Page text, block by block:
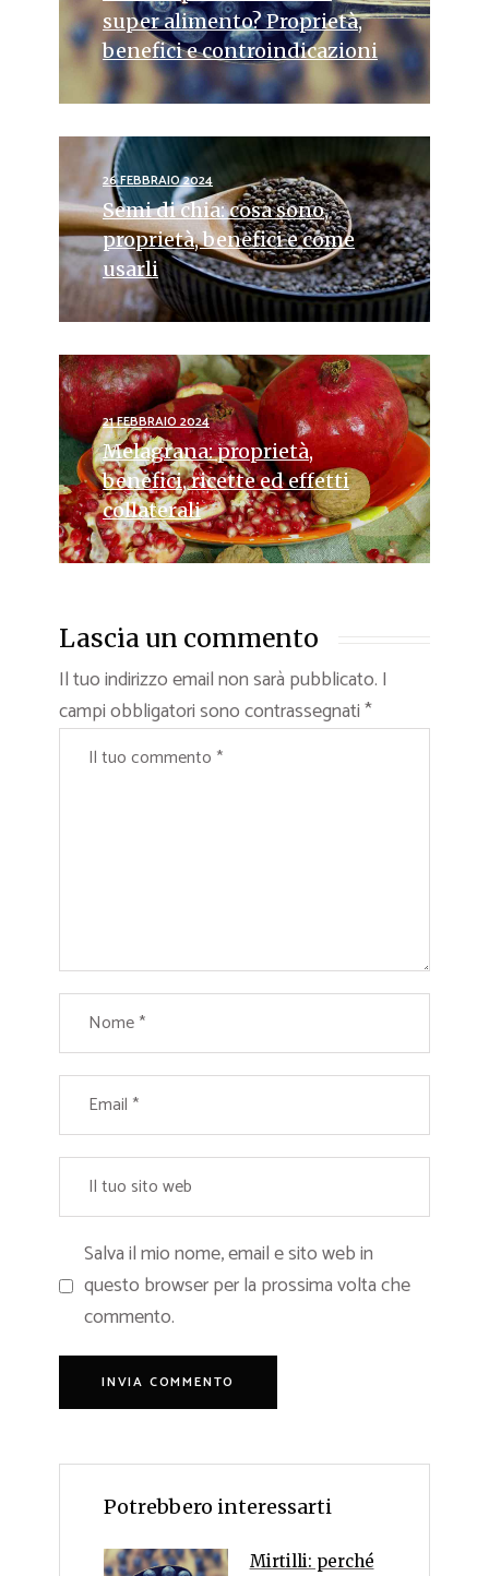
super alimento? Proprietà,
benefici e controindicazioni
26 FEBBRAIO 2024
Semi di chia: cosa sono,
proprietà, benefici e come
usarli
21 FEBBRAIO 2024
Melagrana: proprietà,
benefici, ricette ed effetti
collaterali
Lascia un commento
Il tuo indirizzo email non sarà pubblicato. I
campi obbligatori sono contrassegnati*
Salva il mio nome, email e sito web in
questo browser per la prossima volta che
commento.
Potrebbero interessarti
Mirtilli: perché